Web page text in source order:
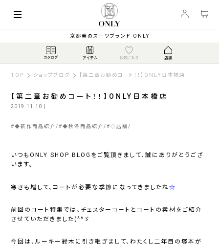
京都発のスーツブランド ONLY
TOP ショップブログ 【第二章お勧めコート！！】ONLY日本橋店
【第二章お勧めコート！！】ONLY日本橋店
2019.11.10 |
#◆新作商品紹介 #◆秋冬商品紹介 #◇店舗
いつもONLY SHOP BLOGをご覧頂きまして、誠にありがとうござ
います。
寒さも増して、コートが必要な季節になってきましたね☆
前回のコート特集では、チェスターコートとコートの素材をご紹介
させていただきました(^^ゞ
今回は、ルーキー鈴木に引き継ぎまして、わたくし二年目の塚本が